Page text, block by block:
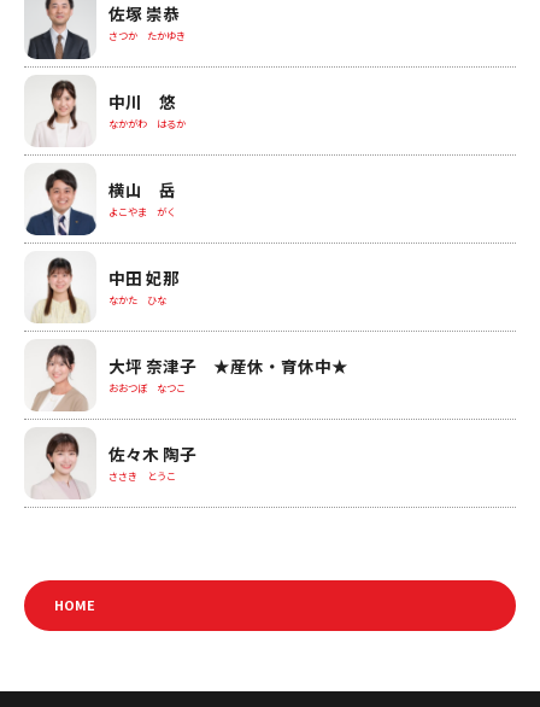
佐塚 崇恭
さつか たかゆき
中川 悠
なかがわ はるか
横山 岳
よこやま がく
中田 妃那
なかた ひな
大坪 奈津子 ★産休・育休中★
おおつぼ なつこ
佐々木 陶子
ささき とうこ
HOME